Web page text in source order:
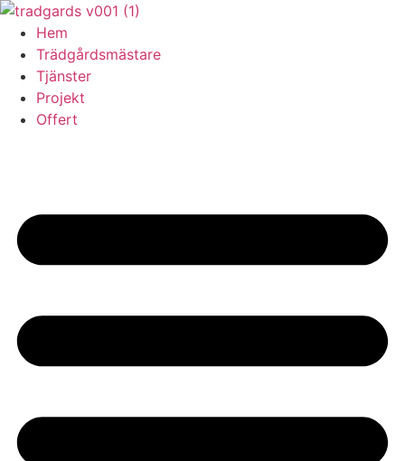
Skip
content
Hem
Trädgårdsmästare
Tjänster
Projekt
Offert